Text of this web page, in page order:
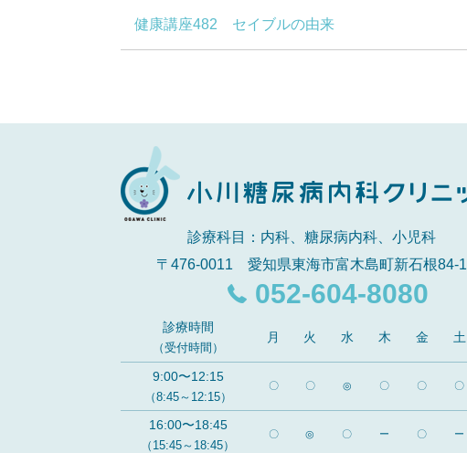
健康講座482 セイブルの由来
診療科目：内科、糖尿病内科、小児科
〒476-0011 愛知県東海市富木島町新石根84-1
052-604-8080
診療時間
（受付時間）
月 火 水 木 金 土
9:00〜12:15
（8:45～12:15）
〇 〇 ◎ 〇 〇 〇
16:00〜18:45
（15:45～18:45）
〇 ◎ 〇 ー 〇 ー